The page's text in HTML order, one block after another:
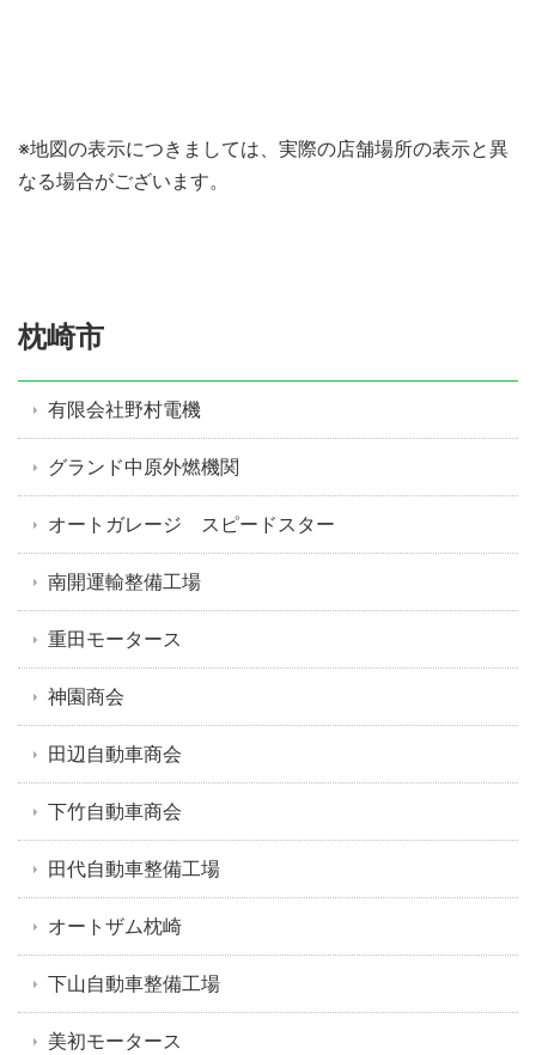
※地図の表示につきましては、実際の店舗場所の表示と異
なる場合がございます。
枕崎市
有限会社野村電機
グランド中原外燃機関
オートガレージ スピードスター
南開運輸整備工場
重田モータース
神園商会
田辺自動車商会
下竹自動車商会
田代自動車整備工場
オートザム枕崎
下山自動車整備工場
美初モータース